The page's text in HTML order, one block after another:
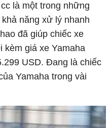
là một trong những
năng xử lý nhanh
đã giúp chiếc xe
kèm giá xe Yamaha
USD. Đang là chiếc
Yamaha trong vài